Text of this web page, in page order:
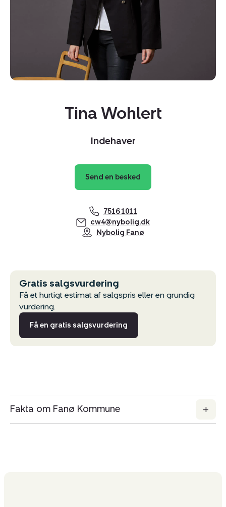
Tina Wohlert
Indehaver
Send en besked
7516 1011
cw4@nybolig.dk
Nybolig Fanø
Gratis salgsvurdering
Få et hurtigt estimat af salgspris eller en grundig
vurdering.
Få en gratis salgsvurdering
Fakta om Fanø Kommune
Del via mail